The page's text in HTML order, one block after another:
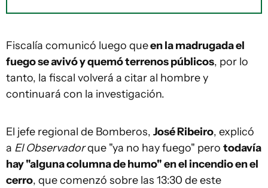
Fiscalía comunicó luego queen la madrugada el
fuego se avivó y quemó terrenos públicos, por lo
tanto, la fiscal volverá a citar al hombre y
continuará con la investigación.
El jefe regional de Bomberos, José Ribeiro, explicó
a El Observadorque "ya no hay fuego" pero todavía
hay "alguna columna de humo" en el incendio en el
cerro, que comenzó sobre las 13:30 de este